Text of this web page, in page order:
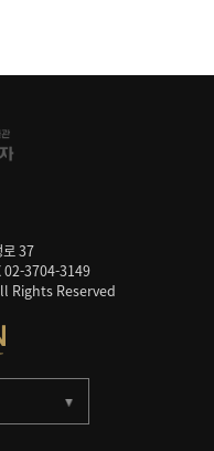
로 37
02-3704-3149
Rights Reserved